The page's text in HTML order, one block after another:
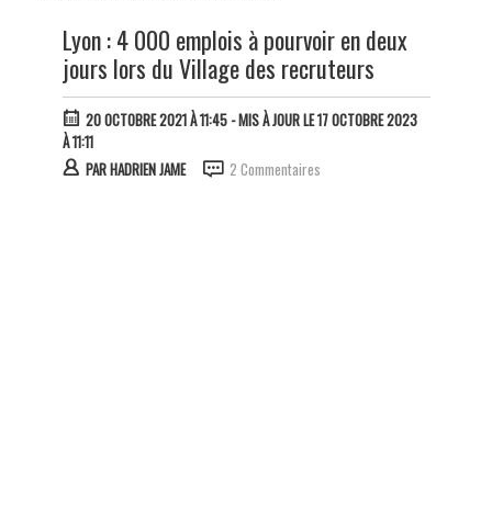
Lyon : 4 000 emplois à pourvoir en deux
jours lors du Village des recruteurs
20 OCTOBRE 2021 À 11:45- MIS À JOUR LE 17 OCTOBRE 2023
À 11:11
PARHADRIEN JAME 2 Commentaires